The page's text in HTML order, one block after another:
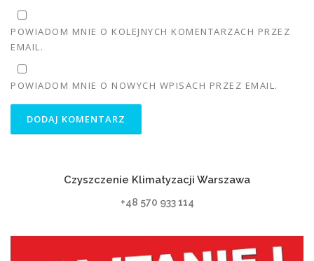
POWIADOM MNIE O KOLEJNYCH KOMENTARZACH PRZEZ
EMAIL.
POWIADOM MNIE O NOWYCH WPISACH PRZEZ EMAIL.
Czyszczenie Klimatyzacji Warszawa
+48 570 933 114